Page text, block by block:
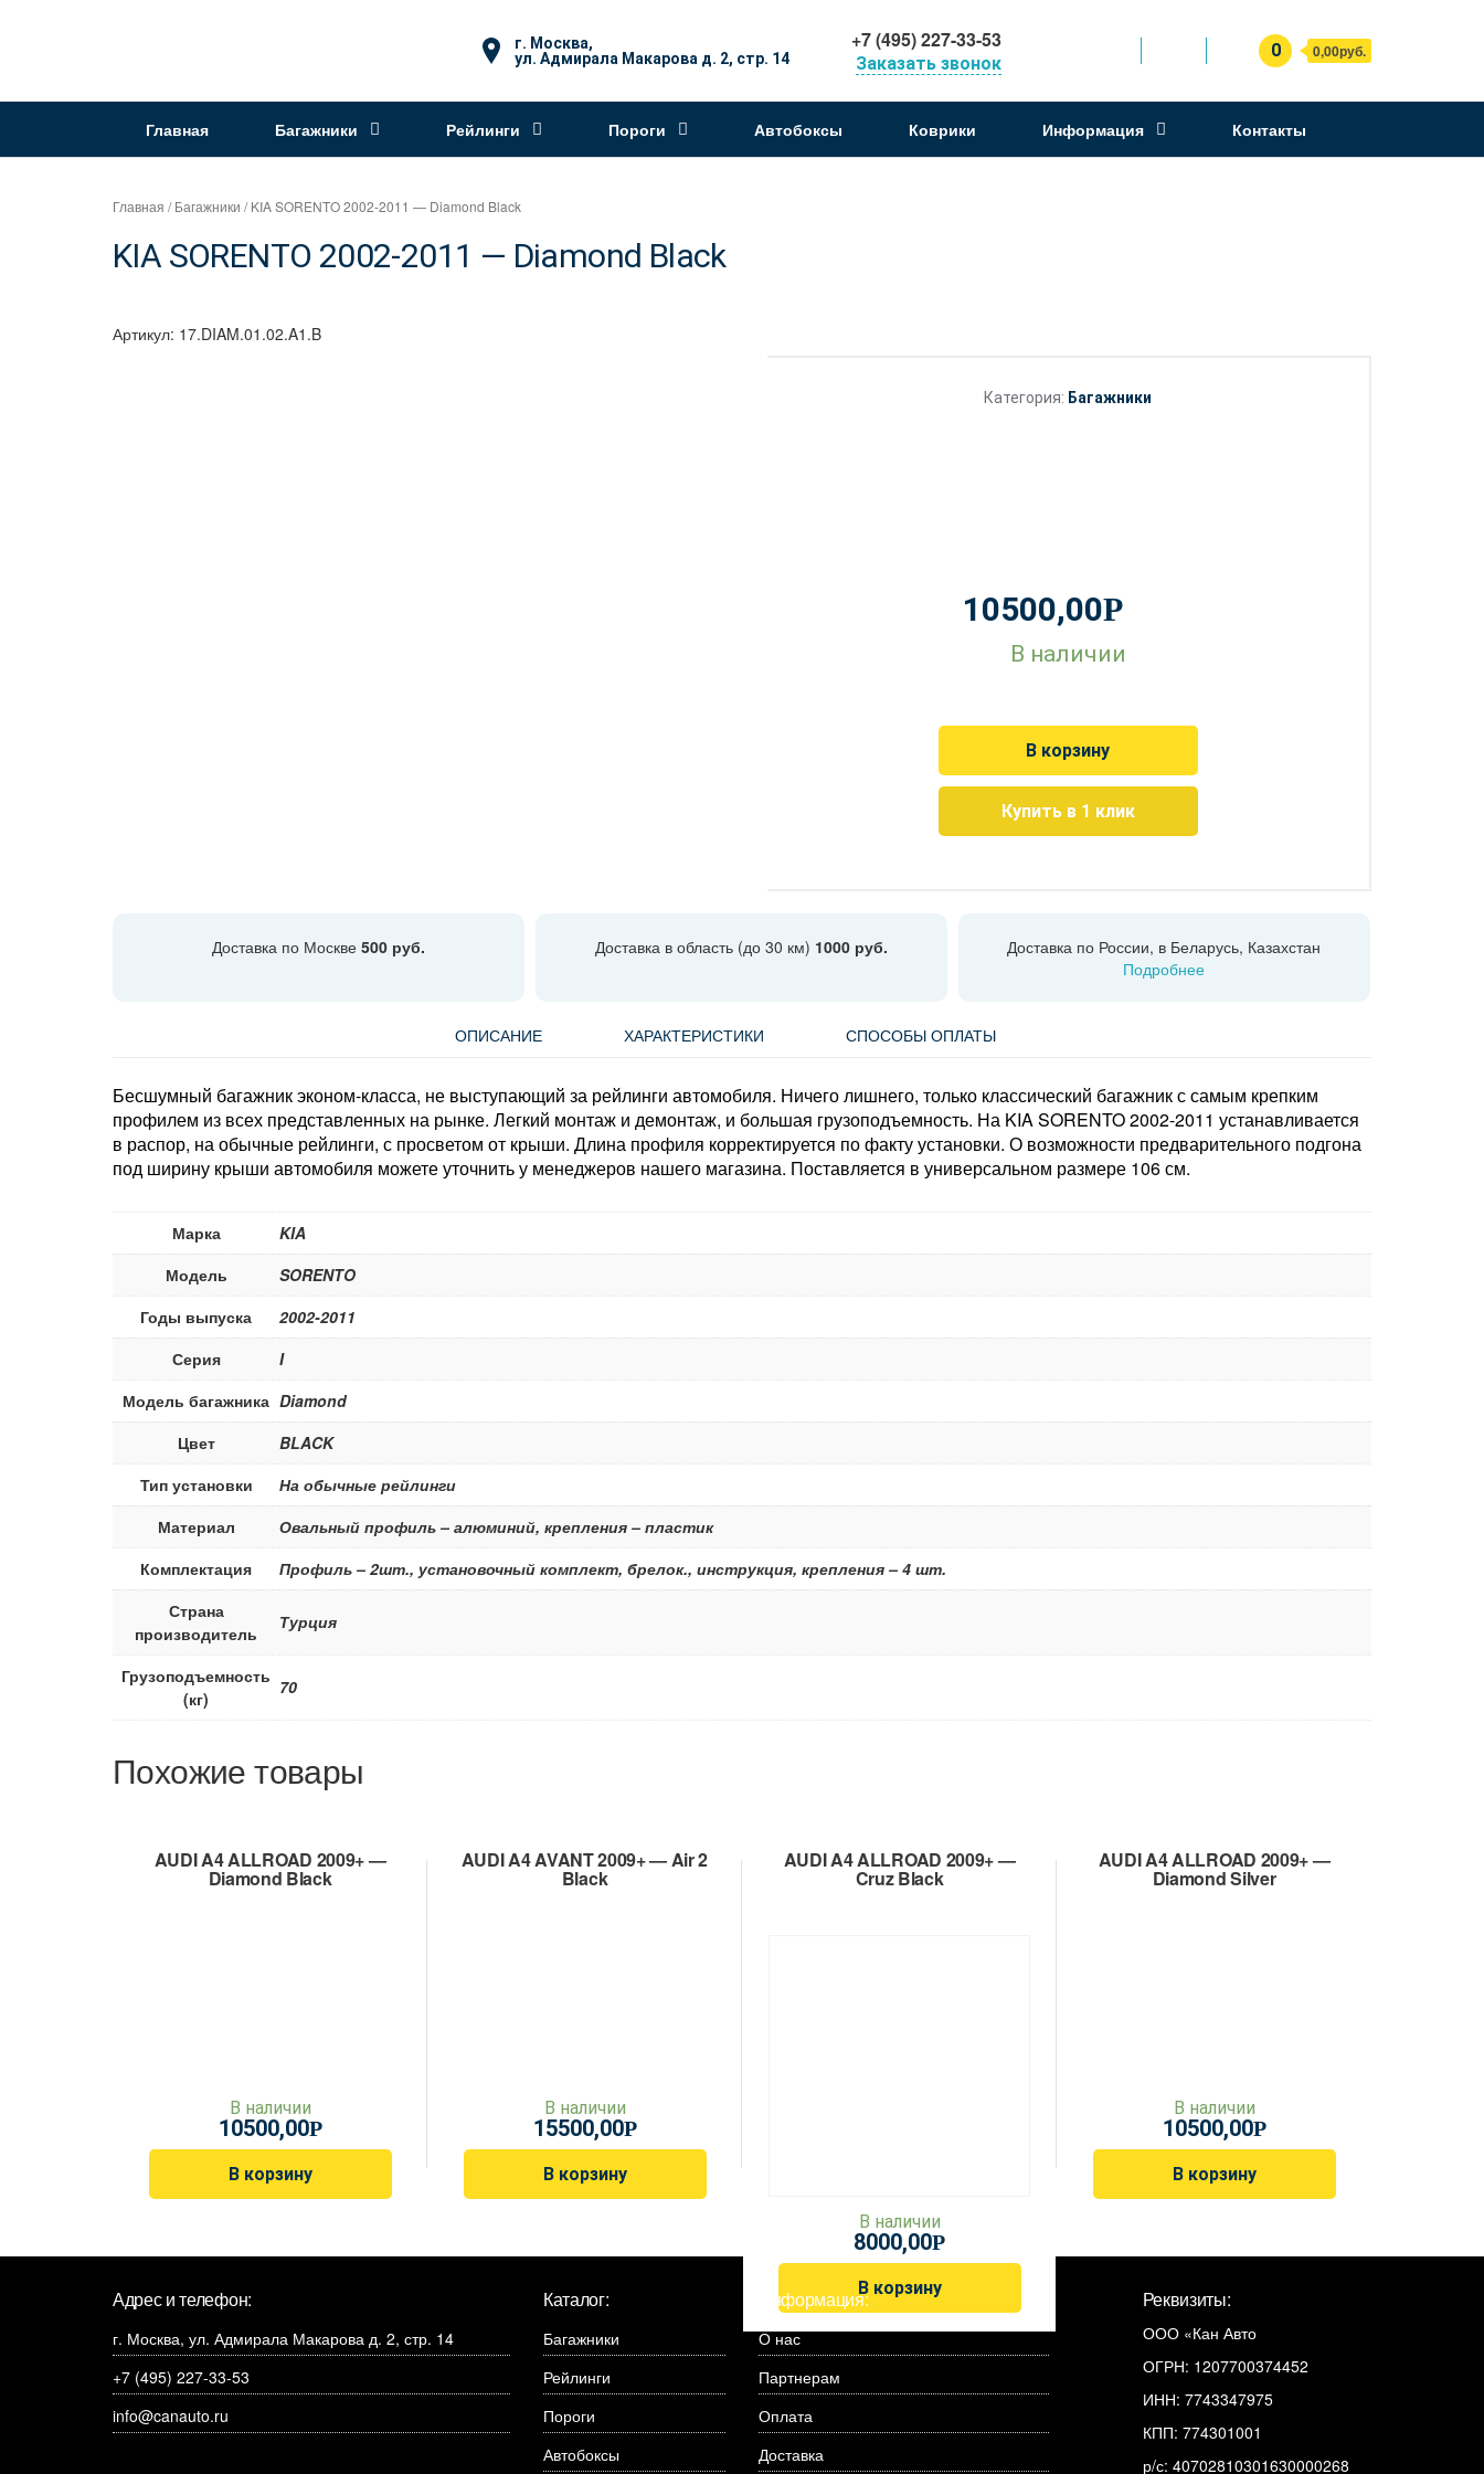
магазин
"Can
Auto"
г. Москва,
ул. Адмирала Макарова д. 2, стр. 14
+7 (495) 227-33-53
Заказать звонок
0 0,00руб.
Главная Багажники Рейлинги Пороги Автобоксы Коврики Информация Контакты
Главная /Багажники / KIA SORENTO 2002-2011 — Diamond Black
KIA SORENTO 2002-2011 — Diamond Black
Артикул: 17.DIAM.01.02.A1.B
Категория: Багажники
10500,00Р
В наличии
В корзину
Купить в 1 клик
Доставка по Москве 500 руб. Доставка в область (до 30 км) 1000 руб.
Доставка по России, в Беларусь, Казахстан
Подробнее
ОПИСАНИЕ ХАРАКТЕРИСТИКИ СПОСОБЫ ОПЛАТЫ
Бесшумный багажник эконом-класса, не выступающий за рейлинги автомобиля. Ничего лишнего, только классический багажник с самым крепким
профилем из всех представленных на рынке. Легкий монтаж и демонтаж, и большая грузоподъемность. На KIA SORENTO 2002-2011 устанавливается
в распор, на обычные рейлинги, с просветом от крыши. Длина профиля корректируется по факту установки. О возможности предварительного подгона
под ширину крыши автомобиля можете уточнить у менеджеров нашего магазина. Поставляется в универсальном размере 106 см.
Марка
KIA
Модель
SORENTO
Годы выпуска
2002-2011
Серия
I
Модель багажника Diamond
Цвет
BLACK
Тип установки
На обычные рейлинги
Материал
Овальный профиль – алюминий, крепления – пластик
Комплектация
Профиль – 2шт., установочный комплект, брелок., инструкция, крепления – 4 шт.
Страна
производитель
Турция
Грузоподъемность
(кг)
70
Похожие товары
AUDI A4 ALLROAD 2009+ —
Diamond Black
В наличии
10500,00Р
В корзину
AUDI A4 AVANT 2009+ — Air 2
Black
В наличии
15500,00Р
В корзину
AUDI A4 ALLROAD 2009+ —
Cruz Black
В наличии
8000,00Р
В корзину
AUDI A4 ALLROAD 2009+ —
Diamond Silver
В наличии
10500,00Р
В корзину
Адрес и телефон:
г. Москва, ул. Адмирала Макарова д. 2, стр. 14
+7 (495) 227-33-53
info@canauto.ru
Каталог:
Багажники
Рейлинги
Пороги
Автобоксы
Информация:
О нас
Партнерам
Оплата
Доставка
Реквизиты:
ООО «Кан Авто
ОГРН: 1207700374452
ИНН: 7743347975
КПП: 774301001
р/с: 40702810301630000268